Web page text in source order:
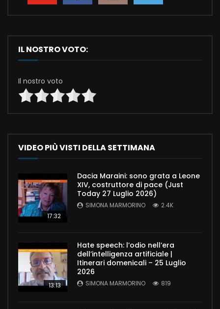
IL NOSTRO VOTO:
Il nostro voto
VIDEO PIÙ VISTI DELLA SETTIMANA
17:32
Dacia Maraini: sono grata a Leone
XIV, costruttore di pace (Just
Today 27 Luglio 2026)
SIMONA MARMORINO 2.4K
13:13
Hate speech: l’odio nell’era
dell’intelligenza artificiale |
Itinerari domenicali – 25 Luglio
2026
SIMONA MARMORINO 819